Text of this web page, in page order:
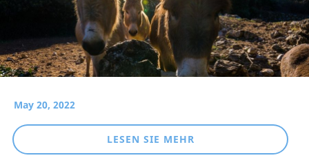
May 20, 2022
LESEN SIE MEHR